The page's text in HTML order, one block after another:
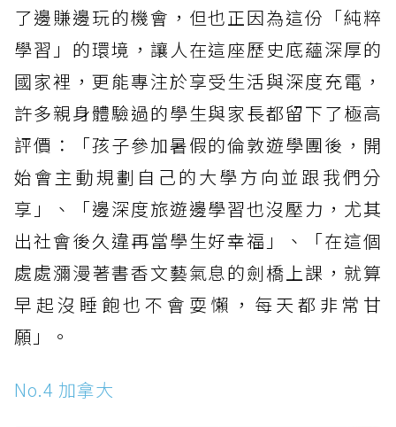
了邊賺邊玩的機會，但也正因為這份「純粹
學習」的環境，讓人在這座歷史底蘊深厚的
國家裡，更能專注於享受生活與深度充電，
許多親身體驗過的學生與家長都留下了極高
評價：「孩子參加暑假的倫敦遊學團後，開
始會主動規劃自己的大學方向並跟我們分
享」、「邊深度旅遊邊學習也沒壓力，尤其
出社會後久違再當學生好幸福」、「在這個
處處瀰漫著書香文藝氣息的劍橋上課，就算
早起沒睡飽也不會耍懶，每天都非常甘
願」。
No.4 加拿大